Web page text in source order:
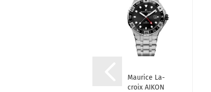
Mau­rice La­
croix AIKON